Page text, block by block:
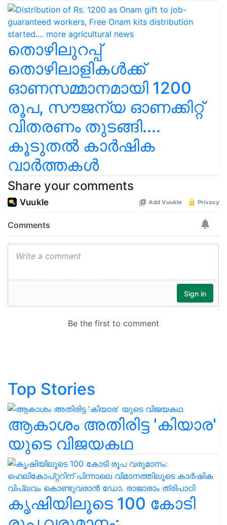
തൊഴിലുറപ്പ്‌
തൊഴിലാളികൾക്ക്‌
ഓണസമ്മാനമായി 1200
രൂപ, സൗജന്യ ഓണക്കിറ്റ്
വിതരണം തുടങ്ങി....
കൂടുതൽ കാർഷിക
വാർത്തകൾ
Share your comments
Top Stories
ആകാശം അതിരിട്ട 'കിയാര'
യുടെ വിജയകഥ
കൃഷിയിലൂടെ 100 കോടി